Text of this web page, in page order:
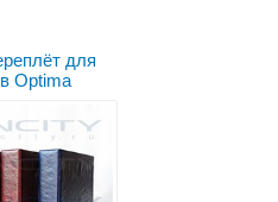
для
Optima